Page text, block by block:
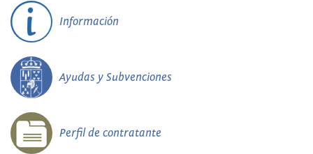
Información
Ayudas y Subvenciones
Perfil de contratante